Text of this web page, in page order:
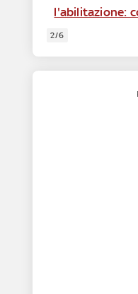
l'abilitazione:
2/6